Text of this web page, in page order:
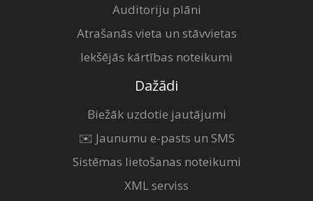
Auditoriju plāni
Atrašanās vieta un stāvvietas
Iekšējās kārtības noteikumi
Dažādi
Biežāk uzdotie jautājumi
✉️ Jaunumu e-pasts un SMS
Sistēmas lietošanas noteikumi
XML serviss